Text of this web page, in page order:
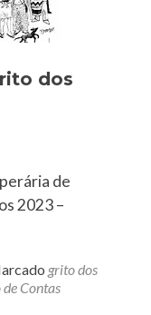
dos
de
2023 –
grito dos
Contas